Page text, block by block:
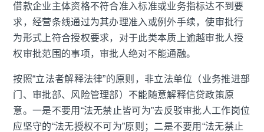
借款企业主体资格不符合准入标准或业务指标达不到要
求，经营条线通过为其办理准入或例外手续，使审批行
为形式上符合授权要求，对于此类本质上逾越审批人授
权审批范围的事项，审批人绝对不能通融。
按照“立法者解释法律”的原则，非立法单位（业务推进部
门、审批部、风险管理部）不能随意解释信贷政策原
意。一是不要用“法无禁止皆可为”去反驳审批人工作岗位
应坚守的“法无授权不可为”原则；二是不要用“法无禁止